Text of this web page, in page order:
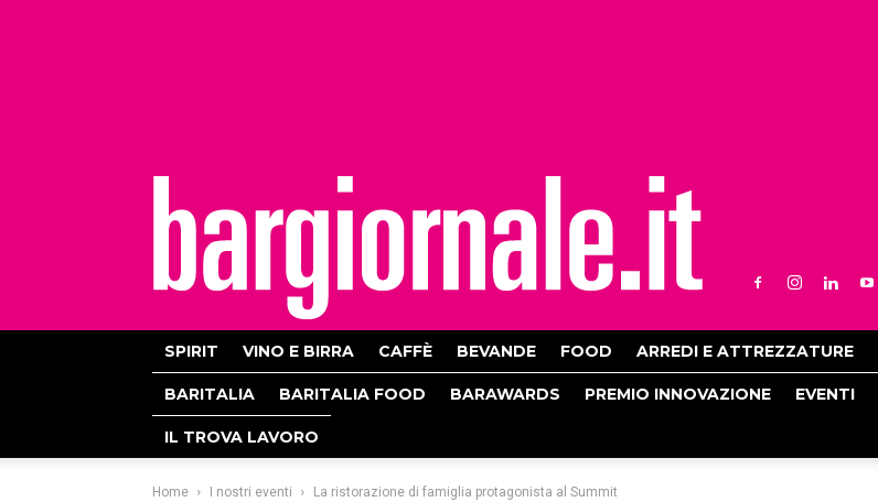
SPIRIT VINO E BIRRA CAFFÈ BEVANDE FOOD ARREDI E ATTREZZATURE
BARITALIA BARITALIA FOOD BARAWARDS PREMIO INNOVAZIONE EVENTI
IL TROVA LAVORO
Home I nostri eventi La ristorazione di famiglia protagonista al Summit